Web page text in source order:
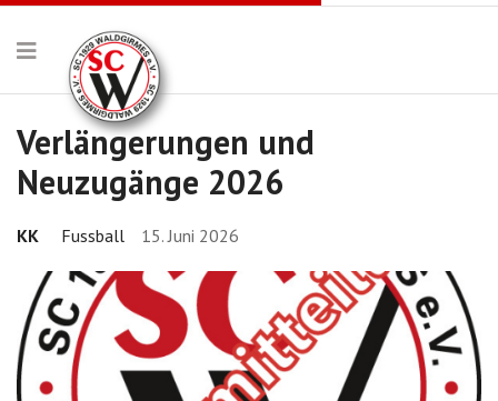
Verlängerungen und
Neuzugänge 2026
KK Fussball 15. Juni 2026